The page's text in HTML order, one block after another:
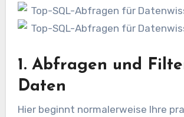
1. Abfragen und
Daten
Hier beginnt normalerweise Ihre